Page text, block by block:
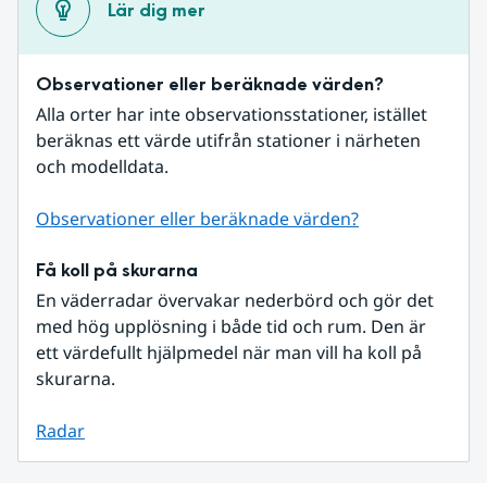
Lär dig mer
Observationer eller beräknade värden?
Alla orter har inte observationsstationer, istället
beräknas ett värde utifrån stationer i närheten
och modelldata.
Observationer eller beräknade värden?
Få koll på skurarna
En väderradar övervakar nederbörd och gör det
med hög upplösning i både tid och rum. Den är
ett värdefullt hjälpmedel när man vill ha koll på
skurarna.
Radar